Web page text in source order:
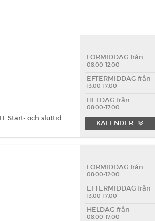
Start- och sluttid
FÖRMIDDAG från
08:00-12:00
EFTERMIDDAG från
13:00-17:00
HELDAG från
08:00-17:00
KALENDER
FÖRMIDDAG från
08:00-12:00
EFTERMIDDAG från
13:00-17:00
HELDAG från
08:00-17:00